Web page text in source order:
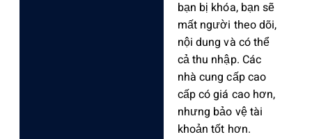
bạn bị khóa, bạn sẽ
mất người theo dõi,
nội dung và có thể
cả thu nhập. Các
nhà cung cấp cao
cấp có giá cao hơn,
nhưng bảo vệ tài
khoản tốt hơn.